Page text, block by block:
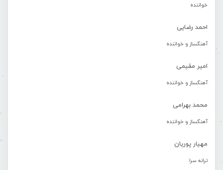
خواننده
احمد رضایی
آهنگساز و خواننده
امیر مقیمی
آهنگساز و خواننده
محمد بهرامی
آهنگساز و خواننده
مهیار پوریان
ترانه سرا